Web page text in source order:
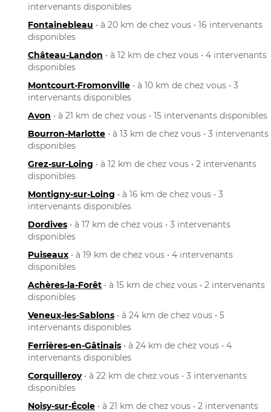
intervenants disponibles
Fontainebleau • à 20 km de chez vous • 16 intervenants
disponibles
Château-Landon • à 12 km de chez vous • 4 intervenants
disponibles
Montcourt-Fromonville • à 10 km de chez vous • 3
intervenants disponibles
Avon • à 21 km de chez vous • 15 intervenants disponibles
Bourron-Marlotte • à 13 km de chez vous • 3 intervenants
disponibles
Grez-sur-Loing • à 12 km de chez vous • 2 intervenants
disponibles
Montigny-sur-Loing • à 16 km de chez vous • 3
intervenants disponibles
Dordives • à 17 km de chez vous • 3 intervenants
disponibles
Puiseaux • à 19 km de chez vous • 4 intervenants
disponibles
Achères-la-Forêt • à 15 km de chez vous • 2 intervenants
disponibles
Veneux-les-Sablons • à 24 km de chez vous • 5
intervenants disponibles
Ferrières-en-Gâtinais • à 24 km de chez vous • 4
intervenants disponibles
Corquilleroy• à 22 km de chez vous • 3 intervenants
disponibles
Noisy-sur-École • à 21 km de chez vous • 2 intervenants